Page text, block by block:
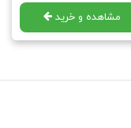
مشاهده و خرید